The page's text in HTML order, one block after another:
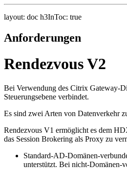
layout: doc h3InToc: true
Anforderungen
Rendezvous V2
Bei Verwendung des Citrix Gateway-
Steuerungsebene verbindet.
Es sind zwei Arten von Datenverkehr
Rendezvous V1 ermöglicht es dem
das Session Brokering als Proxy zu
Standard-AD-Domänen-
unterstützt. Bei nicht-Domänen-